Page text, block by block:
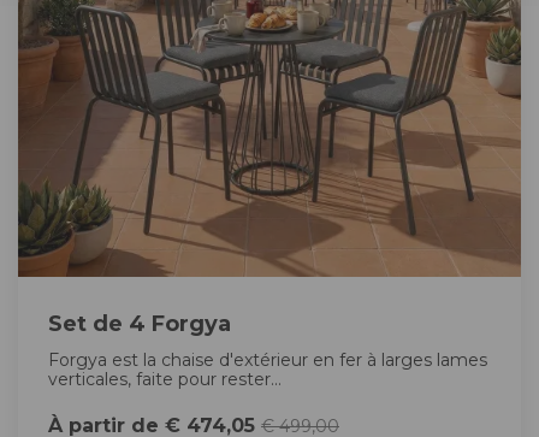
Set de 4 Forgya
Forgya est la chaise d'extérieur en fer à larges lames
verticales, faite pour rester...
À partir de € 474,05 € 499,00